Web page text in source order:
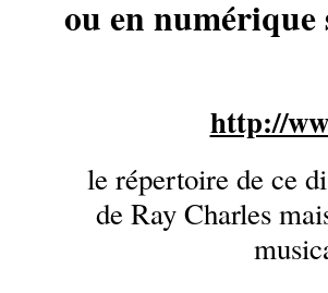
ou en
http://
le répertoire de ce
de Ray Charles